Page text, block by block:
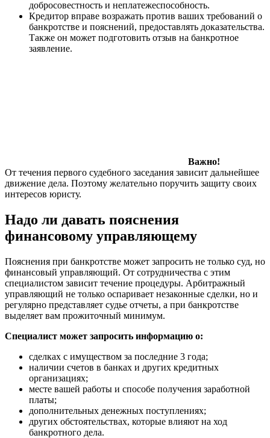
добросовестность и неплатежеспособность.
Кредитор вправе возражать против ваших требований о
банкротстве и пояснений, предоставлять доказательства.
Также он может подготовить отзыв на банкротное
заявление.
Важно!
От течения первого судебного заседания зависит дальнейшее
движение дела. Поэтому желательно поручить защиту своих
интересов юристу.
Надо ли давать пояснения
финансовому управляющему
Пояснения при банкротстве может запросить не только суд, но
финансовый управляющий. От сотрудничества с этим
специалистом зависит течение процедуры. Арбитражный
управляющий не только оспаривает незаконные сделки, но и
регулярно представляет судье отчеты, а при банкротстве
выделяет вам прожиточный минимум.
Специалист может запросить информацию о:
сделках с имуществом за последние 3 года;
наличии счетов в банках и других кредитных
организациях;
месте вашей работы и способе получения заработной
платы;
дополнительных денежных поступлениях;
других обстоятельствах, которые влияют на ход
банкротного дела.